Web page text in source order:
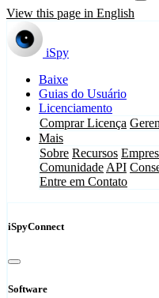
View this page in English
iSpy
Baixe
Guias do Usuário
Licenciamento
Comprar Licença
Mais
Sobre Recursos
Comunidade API
Entre em Contato
iSpyConnect
Software